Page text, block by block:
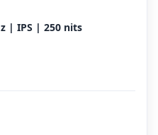
| IPS | 250 nits